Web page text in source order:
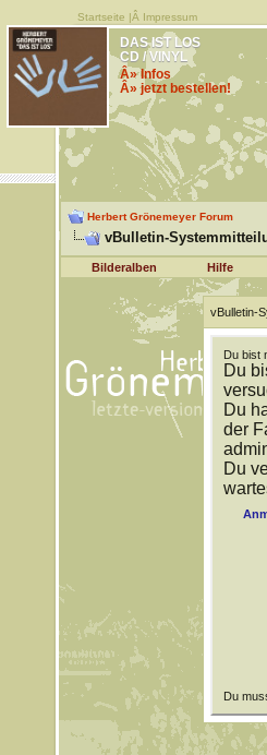
Startseite |Â Impressum
DAS IST LOS
CD / VINYL
Â» Infos
Â» jetzt bestellen!
Herbert Grönemeyer Forum
vBulletin-
Bilderalben Hilfe
vBulletin-
Du bist
Du
Du
der
Du
Du